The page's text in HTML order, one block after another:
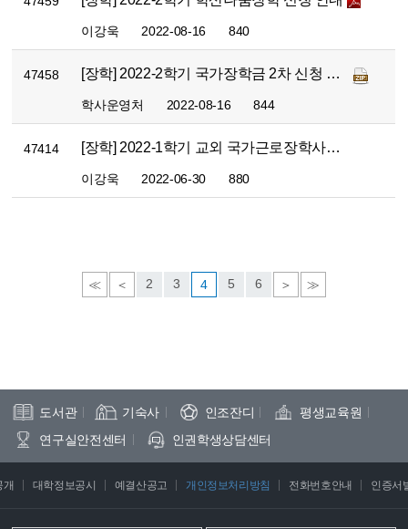
이강욱 2022-08-16 840
47458 [장학] 2022-2학기 국가장학금 2차 신청 안내
학사운영처 2022-08-16 844
47414 [장학] 2022-1학기 교외 국가근로장학사업 신청 안내
이강욱 2022-06-30 880
≪ ＜ 2 3 4 5 6 ＞ ≫
도서관 기숙사 인조잔디
평생교육원
연구실안전센터
인권학생상담센터
개 대학정보공시 예결산공고 개인정보처리방침 전화번호안내 인증서